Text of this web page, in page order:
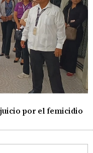
por el femicidio